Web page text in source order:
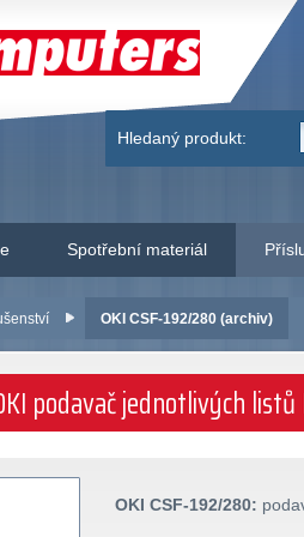
Hledaný produkt:
Spotřební materiál
OKI CSF-192/280 (archiv)
podavač jednotlivých listů
OKI CSF-192/280: